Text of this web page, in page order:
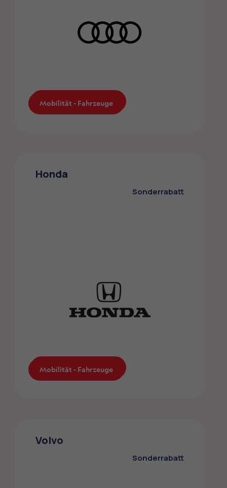
Mobilität - Fahrzeuge
Die ZMLP-Mitglieder profitieren von einem
Mobilität - Fahrzeuge
Mobilität - Fahrzeuge
Die ZMLP-Mitglieder profitieren von einem
Mobilität - Fahrzeuge
Honda
Sonderrabatt
Volvo
Sonderrabatt